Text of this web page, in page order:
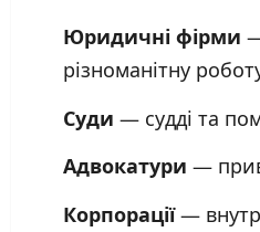
Юридичні фірми
різноманітну
Суди — судді та
Адвокатури —
Корпорації—